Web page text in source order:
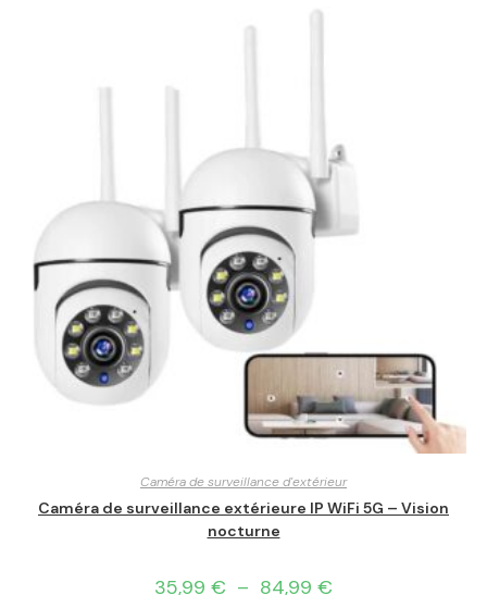
Caméra de surveillance d'extérieur
Caméra de surveillance extérieure IP WiFi 5G – Vision
nocturne
35,99 € – 84,99 €